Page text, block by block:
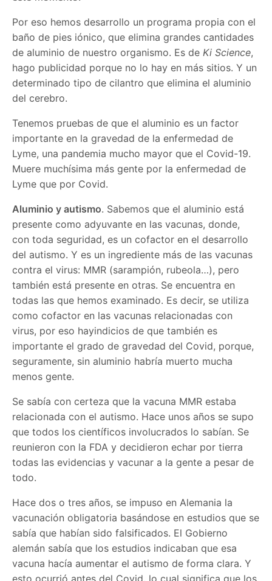
Por eso hemos desarrollo un programa propia con el
baño de pies iónico, que elimina grandes cantidades
de aluminio de nuestro organismo. Es deKi Science,
hago publicidad porque no lo hay en más sitios. Y un
determinado tipo de cilantro que elimina el aluminio
del cerebro.
Tenemos pruebas de que el aluminio es un factor
importante en la gravedad de la enfermedad de
Lyme, una pandemia mucho mayor que el Covid-19.
Muere muchísima más gente por la enfermedad de
Lyme que por Covid.
Aluminio y autismo. Sabemos que el aluminio está
presente como adyuvante en las vacunas, donde,
con toda seguridad, es un cofactor en el desarrollo
del autismo. Y es un ingrediente más de las vacunas
contra el virus: MMR (sarampión, rubeola…), pero
también está presente en otras. Se encuentra en
todas las que hemos examinado. Es decir, se utiliza
como cofactor en las vacunas relacionadas con
virus, por eso hayindicios de que también es
importante el grado de gravedad del Covid, porque,
seguramente, sin aluminio habría muerto mucha
menos gente.
Se sabía con certeza que la vacuna MMR estaba
relacionada con el autismo. Hace unos años se supo
que todos los científicos involucrados lo sabían. Se
reunieron con la FDA y decidieron echar por tierra
todas las evidencias y vacunar a la gente a pesar de
todo.
Hace dos o tres años, se impuso en Alemania la
vacunación obligatoria basándose en estudios que se
sabía que habían sido falsificados. El Gobierno
alemán sabía que los estudios indicaban que esa
vacuna hacía aumentar el autismo de forma clara. Y
esto ocurrió antes del Covid, lo cual significa que los